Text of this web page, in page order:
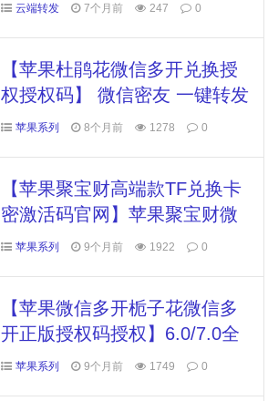
云端转发 7个月前 247 0
【苹果杜鹃花微信多开兑换授
权授权码】 微信密友 一键转发
朋友圈 语音转发 消息防撤回
苹果系列 8个月前 1278 0
【苹果聚宝财高端款TF兑换卡
密激活码官网】苹果聚宝财微
信多开软件自助卡密商城
苹果系列 9个月前 1922 0
【苹果微信多开栀子花微信多
开正版授权码授权】6.0/7.0全
球虚拟定位全球穿越发圈虚拟
苹果系列 9个月前 1749 0